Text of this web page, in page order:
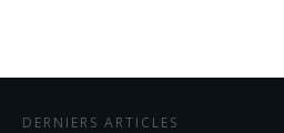
DERNIERS ARTICLES